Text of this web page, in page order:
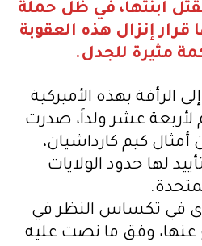
ابنتها، في ظل حملة
قرار إنزال هذه العقوبة
مثيرة للجدل.
الرأفة بهذه الأميركية
لأربعة عشر ولداً، صدرت
كيم كارداشيان،
لها حدود الولايات
في تكساس النظر في
عنها، وفق ما نصت عليه